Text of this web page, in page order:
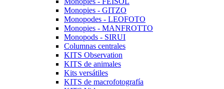
Monopies - GITZO
Monopodes - LEOFOTO
Monopies - MANFROTTO
Monopods - SIRUI
Columnas centrales
KITS Observation
KITS de animales
Kits versátiles
KITS de macrofotografía